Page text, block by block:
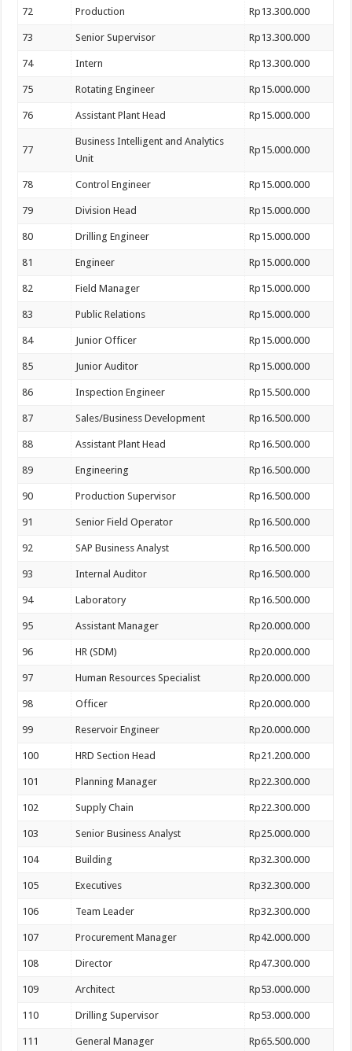
72 Production Rp13.300.000
73 Senior Supervisor Rp13.300.000
74 Intern Rp13.300.000
75 Rotating Engineer Rp15.000.000
76 Assistant Plant Head Rp15.000.000
77
Business Intelligent and Analytics
Unit
Rp15.000.000
78 Control Engineer Rp15.000.000
79 Division Head Rp15.000.000
80 Drilling Engineer Rp15.000.000
81 Engineer Rp15.000.000
82 Field Manager Rp15.000.000
83 Public Relations Rp15.000.000
84 Junior Officer Rp15.000.000
85 Junior Auditor Rp15.000.000
86 Inspection Engineer Rp15.500.000
87 Sales/Business Development Rp16.500.000
88 Assistant Plant Head Rp16.500.000
89 Engineering Rp16.500.000
90 Production Supervisor Rp16.500.000
91 Senior Field Operator Rp16.500.000
92 SAP Business Analyst Rp16.500.000
93 Internal Auditor Rp16.500.000
94 Laboratory Rp16.500.000
95 Assistant Manager Rp20.000.000
96 HR (SDM) Rp20.000.000
97 Human Resources Specialist Rp20.000.000
98 Officer Rp20.000.000
99 Reservoir Engineer Rp20.000.000
100 HRD Section Head Rp21.200.000
101 Planning Manager Rp22.300.000
102 Supply Chain Rp22.300.000
103 Senior Business Analyst Rp25.000.000
104 Building Rp32.300.000
105 Executives Rp32.300.000
106 Team Leader Rp32.300.000
107 Procurement Manager Rp42.000.000
108 Director Rp47.300.000
109 Architect Rp53.000.000
110 Drilling Supervisor Rp53.000.000
111 General Manager Rp65.500.000